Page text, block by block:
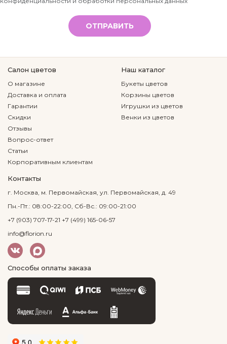
*
ОТПРАВИТЬ
Салон цветов
О магазине
Доставка и оплата
Гарантии
Скидки
Отзывы
Вопрос-ответ
Статьи
Корпоративным клиентам
Наш каталог
Букеты цветов
Корзины цветов
Игрушки из цветов
Венки из цветов
Контакты
г. Москва, м. Первомайская, ул. Первомайская, д. 49
Пн.-Пт.: 08:00-22:00, Сб-Вс.: 09:00-21:00
+7 (903) 707-17-21 +7 (499) 165-06-57
info@florion.ru
Способы оплаты заказа